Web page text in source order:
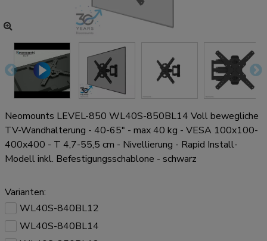
Neomounts LEVEL-850 WL40S-850BL14 Voll bewegliche
TV-Wandhalterung - 40-65" - max 40 kg - VESA 100x100-
400x400 - T 4,7-55,5 cm - Nivellierung - Rapid Install-
Modell inkl. Befestigungsschablone - schwarz
Varianten:
WL40S-840BL12
WL40S-840BL14